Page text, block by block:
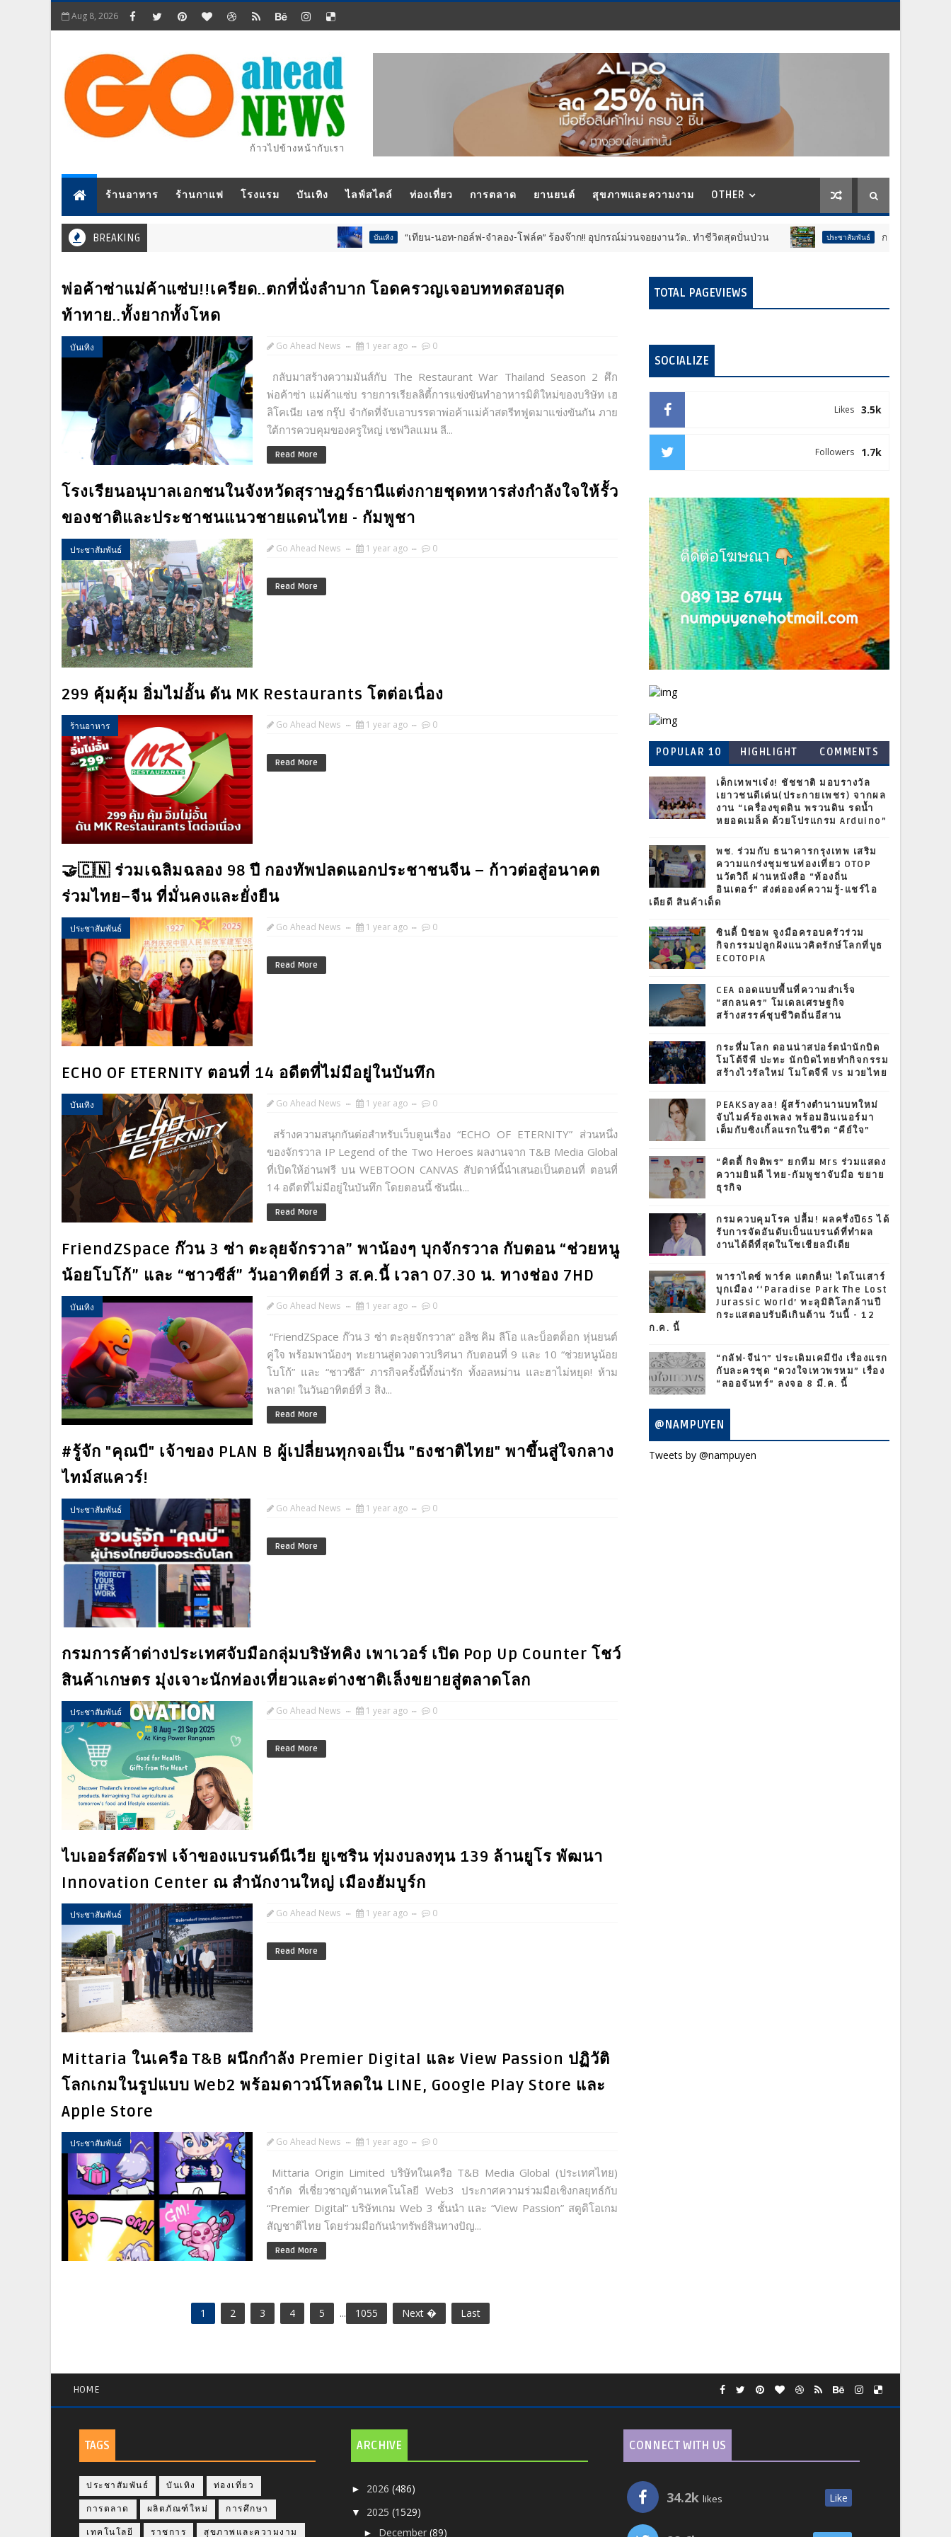
Aug 8, 2026
ก้าวไปข้างหน้ากับเรา
ร้านอาหาร ร้านกาแฟ โรงแรม บันเทิง ไลฟ์สไตล์ ท่องเที่ยว การตลาด ยานยนต์ สุขภาพและความงาม OTHER
BREAKING บันเทิง “เทียน-นอท-กอล์ฟ-จำลอง-โฟล์ค” ร้องจ๊าก!! อุปกรณ์ม่วนจอยงานวัด.. ทำชีวิตสุดปั่นป่วน ประชาสัมพันธ์ กลับมาอีกครั้ง!! ทัพไดโน
พ่อค้าซ่าแม่ค้าแซ่บ!!เครียด..ตกที่นั่งลำบาก โอดครวญเจอบททดสอบสุด
ท้าทาย..ทั้งยากทั้งโหด
บันเทิง Go Ahead News 1 year ago 0
กลับมาสร้างความมันส์กับ The Restaurant War Thailand Season 2 ศึก
พ่อค้าซ่า แม่ค้าแซ่บ รายการเรียลลิตี้การแข่งขันทำอาหารมิติใหม่ของบริษัท เฮ
ลิโคเนีย เอช กรุ๊ป จำกัดที่จับเอาบรรดาพ่อค้าแม่ค้าสตรีทฟูดมาแข่งขันกัน ภาย
ใต้การควบคุมของครูใหญ่ เชฟวิลแมน ลี...
Read More
โรงเรียนอนุบาลเอกชนในจังหวัดสุราษฎร์ธานีแต่งกายชุดทหารส่งกำลังใจให้รั้ว
ของชาติและประชาชนแนวชายแดนไทย - กัมพูชา
ประชาสัมพันธ์ Go Ahead News 1 year ago 0
Read More
299 คุ้มคุ้ม อิ่มไม่อั้น ดัน MK Restaurants โตต่อเนื่อง
ร้านอาหาร Go Ahead News 1 year ago 0
Read More
🤝🇨🇳 ร่วมเฉลิมฉลอง 98 ปี กองทัพปลดแอกประชาชนจีน – ก้าวต่อสู่อนาคต
ร่วมไทย–จีน ที่มั่นคงและยั่งยืน
ประชาสัมพันธ์ Go Ahead News 1 year ago 0
Read More
ECHO OF ETERNITY ตอนที่ 14 อดีตที่ไม่มีอยู่ในบันทึก
บันเทิง Go Ahead News 1 year ago 0
สร้างความสนุกกันต่อสำหรับเว็บตูนเรื่อง “ECHO OF ETERNITY” ส่วนหนึ่ง
ของจักรวาล IP Legend of the Two Heroes ผลงานจาก T&B Media Global
ที่เปิดให้อ่านฟรี บน WEBTOON CANVAS สัปดาห์นี้นำเสนอเป็นตอนที่ ตอนที่
14 อดีตที่ไม่มีอยู่ในบันทึก โดยตอนนี้ ซันนี่แ...
Read More
FriendZSpace ก๊วน 3 ซ่า ตะลุยจักรวาล” พาน้องๆ บุกจักรวาล กับตอน “ช่วยหนู
น้อยโบโก้” และ “ชาวซีส์” วันอาทิตย์ที่ 3 ส.ค.นี้ เวลา 07.30 น. ทางช่อง 7HD
บันเทิง Go Ahead News 1 year ago 0
“FriendZSpace ก๊วน 3 ซ่า ตะลุยจักรวาล” อลิซ คิม ลีโอ และบ็อตด็อก หุ่นยนต์
คู่ใจ พร้อมพาน้องๆ ทะยานสู่ดวงดาวปริศนา กับตอนที่ 9 และ 10 “ช่วยหนูน้อย
โบโก้” และ “ชาวซีส์” ภารกิจครั้งนี้ทั้งน่ารัก ทั้งอลหม่าน และฮาไม่หยุด! ห้าม
พลาด! ในวันอาทิตย์ที่ 3 สิง...
Read More
#รู้จัก "คุณบี" เจ้าของ PLAN B ผู้เปลี่ยนทุกจอเป็น "ธงชาติไทย" พาขึ้นสู่ใจกลาง
ไทม์สแควร์!
ประชาสัมพันธ์ Go Ahead News 1 year ago 0
Read More
กรมการค้าต่างประเทศจับมือกลุ่มบริษัทคิง เพาเวอร์ เปิด Pop Up Counter โชว์
สินค้าเกษตร มุ่งเจาะนักท่องเที่ยวและต่างชาติเล็งขยายสู่ตลาดโลก
ประชาสัมพันธ์ Go Ahead News 1 year ago 0
Read More
ไบเออร์สด๊อรฟ เจ้าของแบรนด์นีเวีย ยูเซริน ทุ่มงบลงทุน 139 ล้านยูโร พัฒนา
Innovation Center ณ สำนักงานใหญ่ เมืองฮัมบูร์ก
ประชาสัมพันธ์ Go Ahead News 1 year ago 0
Read More
Mittaria ในเครือ T&B ผนึกกำลัง Premier Digital และ View Passion ปฏิวัติ
โลกเกมในรูปแบบ Web2 พร้อมดาวน์โหลดใน LINE, Google Play Store และ
Apple Store
ประชาสัมพันธ์ Go Ahead News 1 year ago 0
Mittaria Origin Limited บริษัทในเครือ T&B Media Global (ประเทศไทย)
จำกัด ที่เชี่ยวชาญด้านเทคโนโลยี Web3 ประกาศความร่วมมือเชิงกลยุทธ์กับ
“Premier Digital” บริษัทเกม Web 3 ชั้นนำ และ “View Passion” สตูดิโอเกม
สัญชาติไทย โดยร่วมมือกันนำทรัพย์สินทางปัญ...
Read More
1 2 3 4 5 ... 1055 Next � Last
TOTAL PAGEVIEWS
SOCIALIZE
3.5k
Likes
1.7k
Followers
POPULAR 10 HIGHLIGHT COMMENTS
เด็กเทพฯเจ๋ง! ชัชชาติ มอบรางวัล
เยาวชนดีเด่น(ประกายเพชร) จากผล
งาน “เครื่องขุดดิน พรวนดิน รดน้ำ
หยอดเมล็ด ด้วยโปรแกรม Arduino”
พช. ร่วมกับ ธนาคารกรุงเทพ เสริม
ความแกร่งชุมชนท่องเที่ยว OTOP
นวัตวิถี ผ่านหนังสือ “ท้องถิ่น
อินเตอร์” ส่งต่อองค์ความรู้-แชร์ไอ
เดียดี สินค้าเด็ด
ซินดี้ บิชอพ จูงมือครอบครัวร่วม
กิจกรรมปลูกฝังแนวคิดรักษ์โลกที่บูธ
ECOTOPIA
CEA ถอดแบบพื้นที่ความสำเร็จ
“สกลนคร” โมเดลเศรษฐกิจ
สร้างสรรค์ชุบชีวิตถิ่นอีสาน
กระหึ่มโลก ดอนน่าสปอร์ตนำนักบิด
โมโต้จีพี ปะทะ นักบิดไทยทำกิจกรรม
สร้างไวรัลใหม่ โมโตจีพี vs มวยไทย
PEAKSayaa! ผู้สร้างตำนานบทใหม่
จับไมค์ร้องเพลง พร้อมอินเนอร์มา
เต็มกับซิงเกิ้ลแรกในชีวิต “คีย์ใจ”
“คิตตี้ กิจติพร” ยกทีม Mrs ร่วมแสดง
ความยินดี ไทย-กัมพูชาจับมือ ขยาย
ธุรกิจ
กรมควบคุมโรค ปลื้ม! ผลครึ่งปี65 ได้
รับการจัดอันดับเป็นแบรนด์ที่ทำผล
งานได้ดีที่สุดในโซเชียลมีเดีย
พาราไดซ์ พาร์ค แตกตื่น! ไดโนเสาร์
บุกเมือง ‘‘Paradise Park The Lost
Jurassic World’ ทะลุมิติโลกล้านปี
กระแสตอบรับดีเกินต้าน วันนี้ - 12
ก.ค. นี้
“กลัฟ-จีน่า” ประเดิมเคมีปัง เรื่องแรก
กับละครชุด “ดวงใจเทวพรหม” เรื่อง
“ลออจันทร์” ลงจอ 8 มี.ค. นี้
@NAMPUYEN
Tweets by @nampuyen
HOME
TAGS
ประชาสัมพันธ์ บันเทิง ท่องเที่ยว
การตลาด ผลิตภัณฑ์ใหม่ การศึกษา
เทคโนโลยี ราชการ สุขภาพและความงาม
ARCHIVE
► 2026(486)
▼ 2025(1529)
► December(89)
CONNECT WITH US
34.2k likes Like